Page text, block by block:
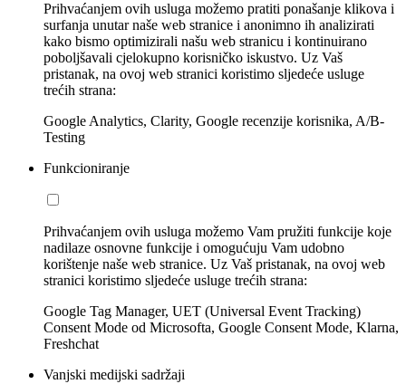
Prihvaćanjem ovih usluga možemo pratiti ponašanje klikova i
surfanja unutar naše web stranice i anonimno ih analizirati
kako bismo optimizirali našu web stranicu i kontinuirano
poboljšavali cjelokupno korisničko iskustvo. Uz Vaš
pristanak, na ovoj web stranici koristimo sljedeće usluge
trećih strana:
Google Analytics, Clarity, Google recenzije korisnika, A/B-
Testing
Funkcioniranje
Prihvaćanjem ovih usluga možemo Vam pružiti funkcije koje
nadilaze osnovne funkcije i omogućuju Vam udobno
korištenje naše web stranice. Uz Vaš pristanak, na ovoj web
stranici koristimo sljedeće usluge trećih strana:
Google Tag Manager, UET (Universal Event Tracking)
Consent Mode od Microsofta, Google Consent Mode, Klarna,
Freshchat
Vanjski medijski sadržaji